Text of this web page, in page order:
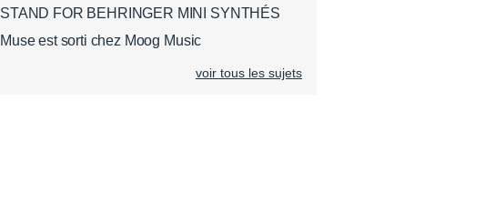
STAND FOR BEHRINGER MINI SYNTHÉS
Muse est sorti chez Moog Music
voir tous les sujets